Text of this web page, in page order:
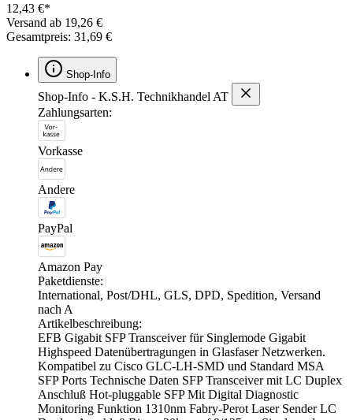
12,43 €*
Versand ab 19,26 €
Gesamtpreis: 31,69 €
Shop-Info
Shop-Info - K.S.H. Technikhandel AT
Zahlungsarten:
Vorkasse
Andere
PayPal
Amazon Pay
Paketdienste:
International, Post/DHL, GLS, DPD, Spedition, Versand
nach A
Artikelbeschreibung:
EFB Gigabit SFP Transceiver für Singlemode Gigabit
Highspeed Datenübertragungen in Glasfaser Netzwerken.
Kompatibel zu Cisco GLC-LH-SMD und Standard MSA
SFP Ports Technische Daten SFP Transceiver mit LC Duplex
Anschluß Hot-pluggable SFP Mit Digital Diagnostic
Monitoring Funktion 1310nm Fabry-Perot Laser Sender LC